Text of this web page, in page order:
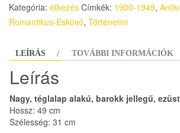
Kategória: étkezés Címkék: 1900-1949,
Romantikus-Esküvő, Történelmi
LEÍRÁS TOVÁBBI INFORMÁCIÓK
Leírás
Nagy, téglalap alakú, barokk jellegű,
Hossz: 49 cm
Szélesség: 31 cm